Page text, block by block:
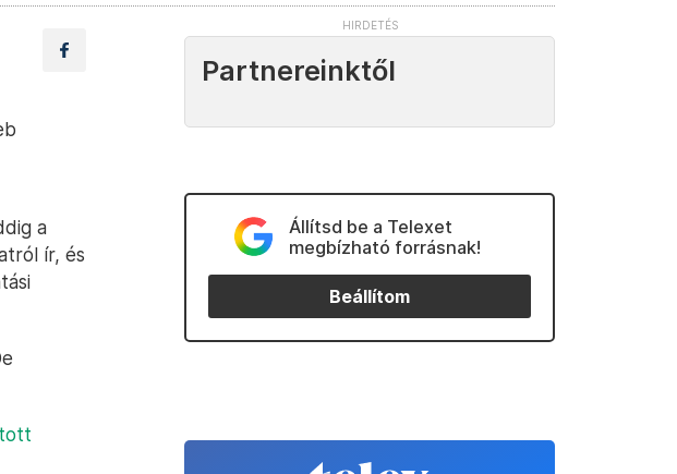
a
ír, és
Partnereinktől
Állítsd be a Telexet
megbízható forrásnak!
Beállítom